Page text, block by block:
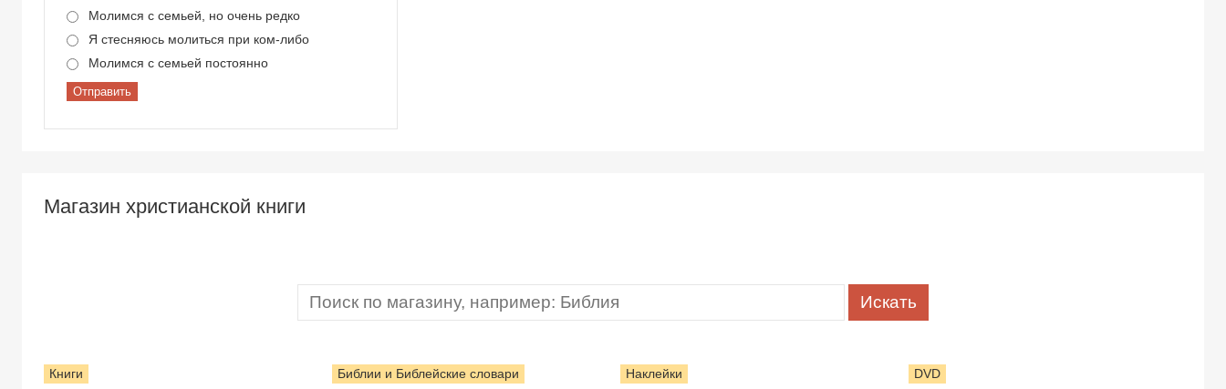
Молимся с семьей, но очень редко
Я стесняюсь молиться при ком-либо
Молимся с семьей постоянно
Отправить
Магазин христианской книги
Книги Библии и Библейские словари Наклейки DVD